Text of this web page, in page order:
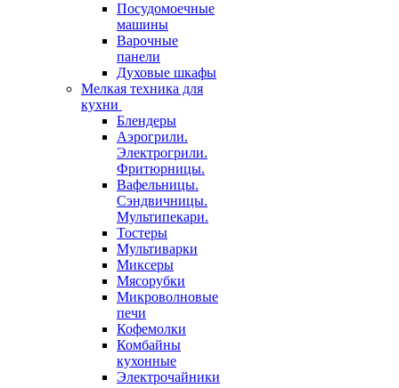
Посудомоечные
машины
Варочные
панели
Духовые шкафы
Мелкая техника для
кухни
Блендеры
Аэрогрили.
Электрогрили.
Фритюрницы.
Вафельницы.
Сэндвичницы.
Мультипекари.
Тостеры
Мультиварки
Миксеры
Мясорубки
Микроволновые
печи
Кофемолки
Комбайны
кухонные
Электрочайники